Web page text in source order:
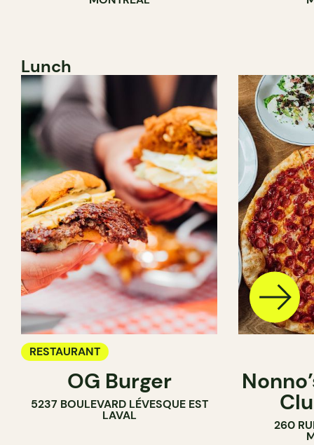
Lunch
RESTAURANT
OG Burger
5237 BOULEVARD LÉVESQUE EST
LAVAL
260